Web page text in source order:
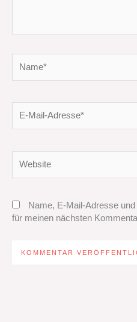
Mail-
Name, E-Mail-Adresse
für meinen nächsten